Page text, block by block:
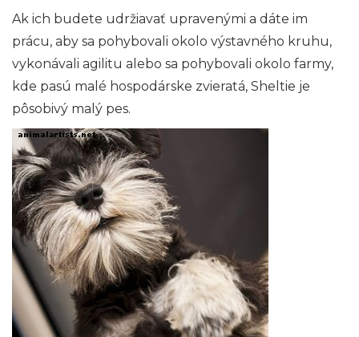
Ak ich budete udržiavať upravenými a dáte im
prácu, aby sa pohybovali okolo výstavného kruhu,
vykonávali agilitu alebo sa pohybovali okolo farmy,
kde pasú malé hospodárske zvieratá, Sheltie je
pôsobivý malý pes.